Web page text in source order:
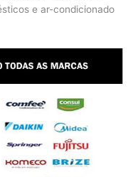
e ar-condicionado